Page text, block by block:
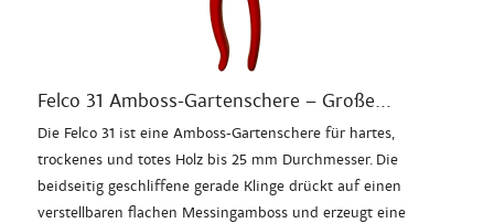
Felco 31 Amboss-Gartenschere – Große...
Die Felco 31 ist eine Amboss-Gartenschere für hartes,
trockenes und totes Holz bis 25 mm Durchmesser. Die
beidseitig geschliffene gerade Klinge drückt auf einen
verstellbaren flachen Messingamboss und erzeugt eine